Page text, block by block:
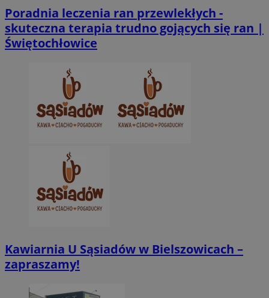
Poradnia leczenia ran przewlekłych -
skuteczna terapia trudno gojących się ran |
Świętochłowice
Kawiarnia U Sąsiadów w Bielszowicach –
zapraszamy!
Niezbędne Wydajność Targetowanie
Niezbędne pliki cookie umożliwiają korzystanie z podstawowych
można prawidłowo korzystać ze strony internetowej.
Nazwa
SessID
zabrze.com.pl
MvSessID